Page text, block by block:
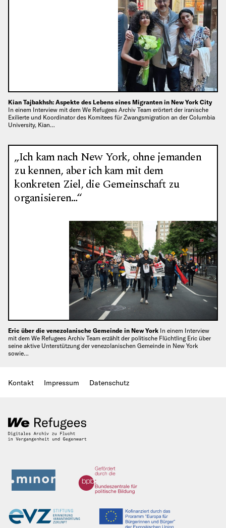
Kian Tajbakhsh: Aspekte des Lebens eines Migranten in New York City
In einem Interview mit dem We Refugees Archiv Team erörtert der iranische
Exilierte und Koordinator des Komitees für Zwangsmigration an der Columbia
University, Kian…
„Ich kam nach New York, ohne jemanden
zu kennen, aber ich kam mit dem
konkreten Ziel, die Gemeinschaft zu
organisieren…“
Eric über die venezolanische Gemeinde in New York In einem Interview
mit dem We Refugees Archiv Team erzählt der politische Flüchtling Eric über
seine aktive Unterstützung der venezolanischen Gemeinde in New York
sowie…
Kontakt Impressum Datenschutz